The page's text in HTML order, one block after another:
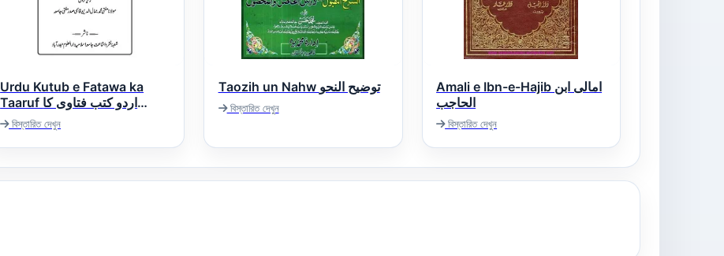
Urdu Kutub e Fatawa ka
Taaruf اردو کتب فتاوی کا
تعارف
বিস্তারিত দেখুন
Taozih un Nahw توضیح النحو
বিস্তারিত দেখুন
Amali e Ibn-e-Hajib امالى ابن
الحاجب
বিস্তারিত দেখুন